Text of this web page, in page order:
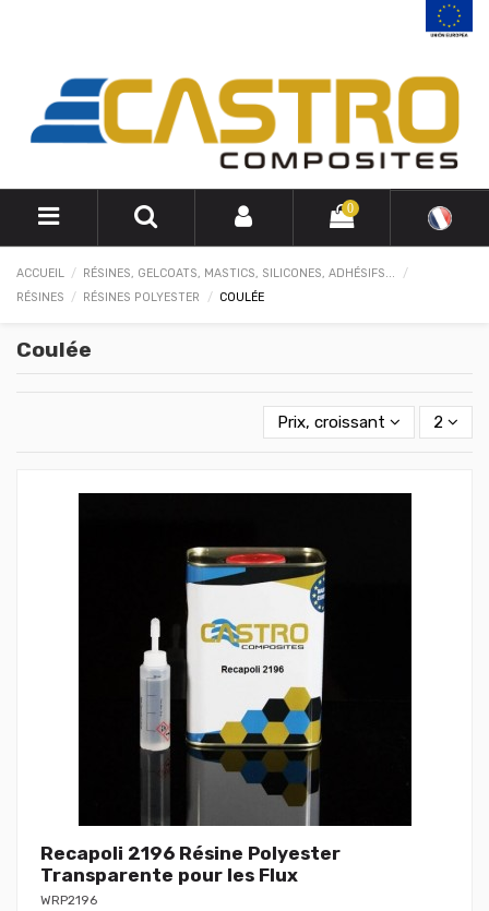
0
ACCUEIL
RÉSINES, GELCOATS, MASTICS, SILICONES, ADHÉSIFS...
RÉSINES
RÉSINES POLYESTER COULÉE
Coulée
Prix, croissant 2
Recapoli 2196 Résine Polyester
Transparente pour les Flux
WRP2196